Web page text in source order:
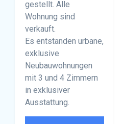
gestellt. Alle
Wohnung sind
verkauft.
Es entstanden urbane,
exklusive
Neubauwohnungen
mit 3 und 4 Zimmern
in exklusiver
Ausstattung.